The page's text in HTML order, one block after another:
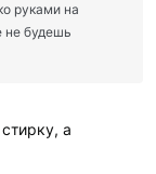
руками на
не будешь
а